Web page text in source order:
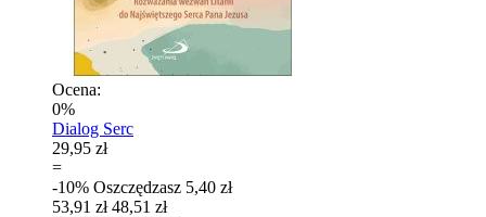
Ocena:
0%
Dialog Serc
29,95 zł
=
-10% Oszczędzasz 5,40 zł
53,91 zł 48,51 zł